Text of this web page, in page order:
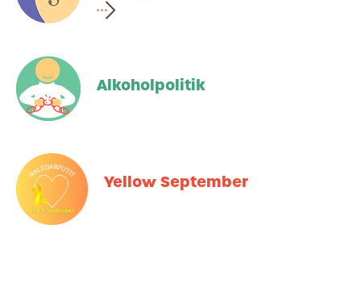
Alkoholpolitik
Yellow September